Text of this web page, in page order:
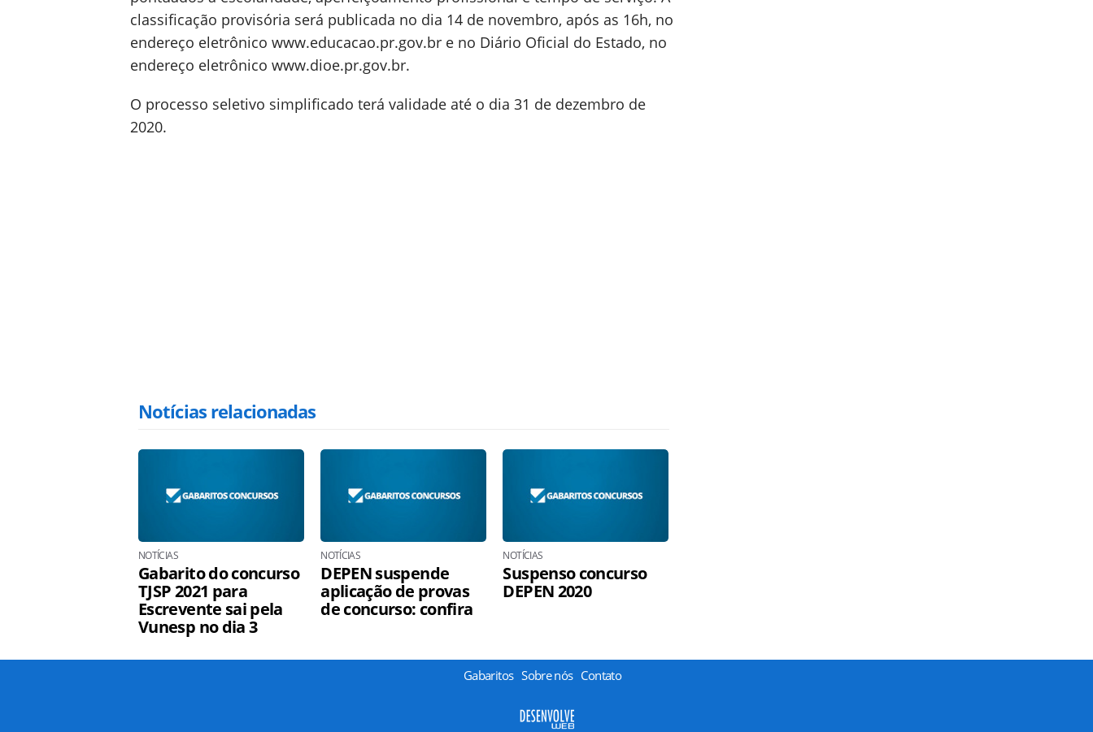
classificação provisória será publicada no dia 14 de novembro, após as 16h, no
endereço eletrônico www.educacao.pr.gov.br e no Diário Oficial do Estado, no
endereço eletrônico www.dioe.pr.gov.br.
O processo seletivo simplificado terá validade até o dia 31 de dezembro de
2020.
Notícias relacionadas
NOTÍCIAS
Gabarito do concurso
TJSP 2021 para
Escrevente sai pela
Vunesp no dia 3
NOTÍCIAS
DEPEN suspende
aplicação de provas
de concurso: confira
NOTÍCIAS
Suspenso concurso
DEPEN 2020
Gabaritos Sobre nós Contato